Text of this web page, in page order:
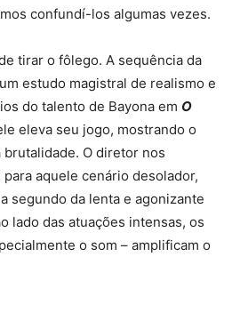
confundí-los algumas vezes.
tirar o fôlego. A sequência da
estudo magistral de realismo e
do talento de Bayona em O
eleva seu jogo, mostrando o
O diretor nos
aquele cenário desolador,
segundo da lenta e agonizante
lado das atuações intensas, os
o som – amplificam o